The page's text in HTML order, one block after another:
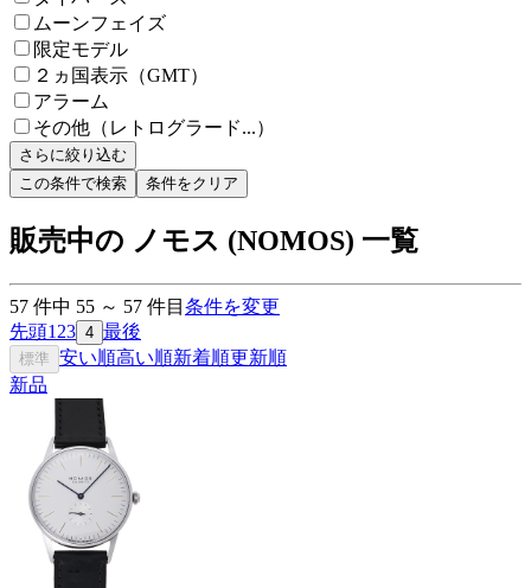
ムーンフェイズ
限定モデル
２ヵ国表示（GMT）
アラーム
その他（レトログラード...）
さらに絞り込む
この条件で検索
条件をクリア
販売中の ノモス (NOMOS) 一覧
57 件中 55 ～ 57 件目 条件を変更
先頭1 23 4 最後
標準 安い順高い順新着順更新順
新品